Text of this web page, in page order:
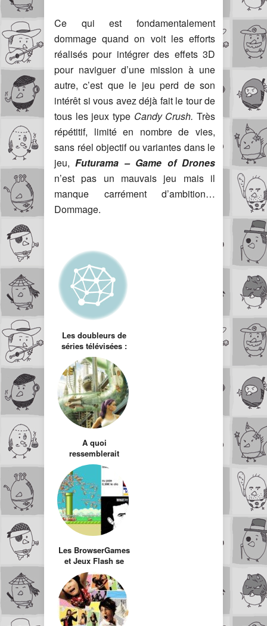
Ce qui est fondamentalement
dommage quand on voit les efforts
réalisés pour intégrer des effets 3D
pour naviguer d’une mission à une
autre, c’est que le jeu perd de son
intérêt si vous avez déjà fait le tour de
tous les jeux type Candy Crush.Très
répétitif, limité en nombre de vies,
sans réel objectif ou variantes dans le
jeu,Futurama – Game of Drones
n’est pas un mauvais jeu mais il
manque carrément d’ambition…
Dommage.
Les doubleurs de
séries télévisées :
Futurama
A quoi
ressemblerait
Futurama en série
Live ?
Les BrowserGames
et Jeux Flash se
mettent au mobile